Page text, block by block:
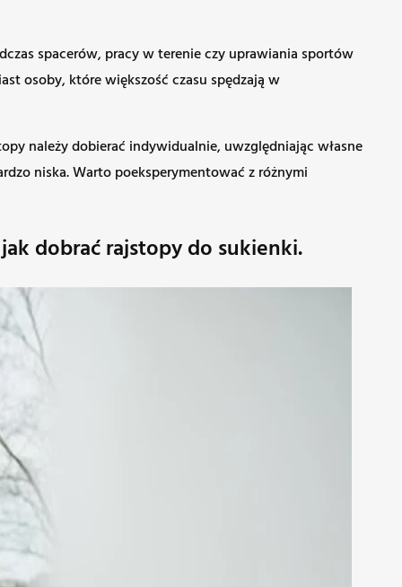
spacerów, pracy w terenie czy uprawiania sportów
osoby, które większość czasu spędzają w
należy dobierać indywidualnie, uwzględniając własne
niska. Warto poeksperymentować z różnymi
dobrać rajstopy do sukienki.